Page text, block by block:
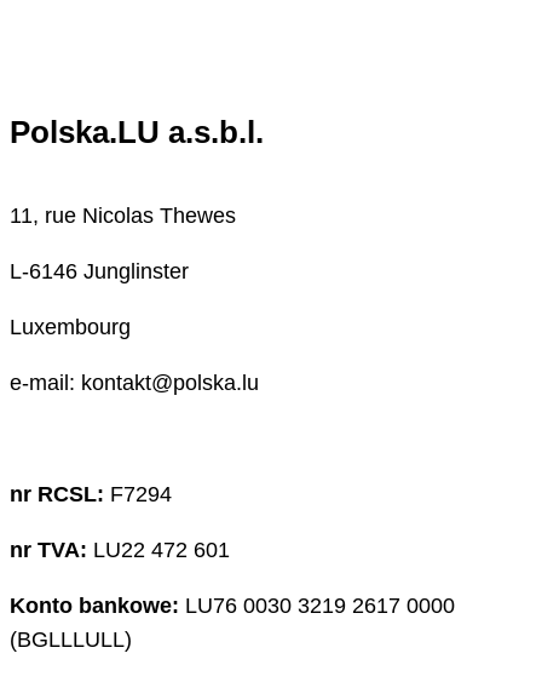
Polska.LU a.s.b.l.
11, rue Nicolas Thewes
L-6146 Junglinster
Luxembourg
e-mail: kontakt@polska.lu
nr RCSL: F7294
nr TVA: LU22 472 601
Konto bankowe: LU76 0030 3219 2617 0000
(BGLLLULL)